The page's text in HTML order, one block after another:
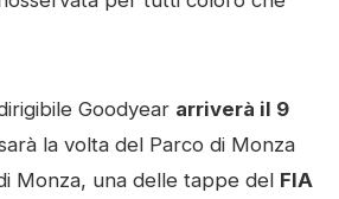
Goodyear arriverà il 9
la volta del Parco di Monza
Monza, una delle tappe del FIA